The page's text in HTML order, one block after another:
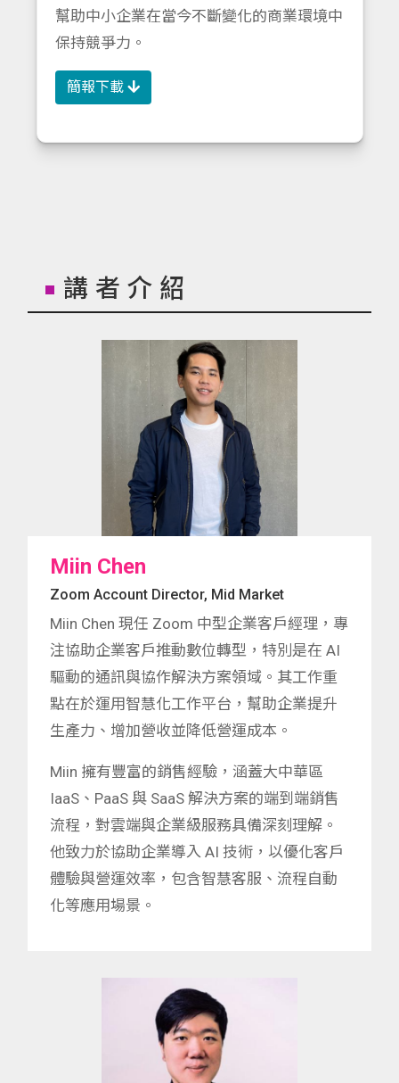
幫助中小企業在當今不斷變化的商業環境中
保持競爭力。
簡報下載
講者介紹
Miin Chen
Zoom Account Director, Mid Market
Miin Chen 現任 Zoom 中型企業客戶經理，專
注協助企業客戶推動數位轉型，特別是在 AI
驅動的通訊與協作解決方案領域。其工作重
點在於運用智慧化工作平台，幫助企業提升
生產力、增加營收並降低營運成本。
Miin 擁有豐富的銷售經驗，涵蓋大中華區
IaaS、PaaS 與 SaaS 解決方案的端到端銷售
流程，對雲端與企業級服務具備深刻理解。
他致力於協助企業導入 AI 技術，以優化客戶
體驗與營運效率，包含智慧客服、流程自動
化等應用場景。